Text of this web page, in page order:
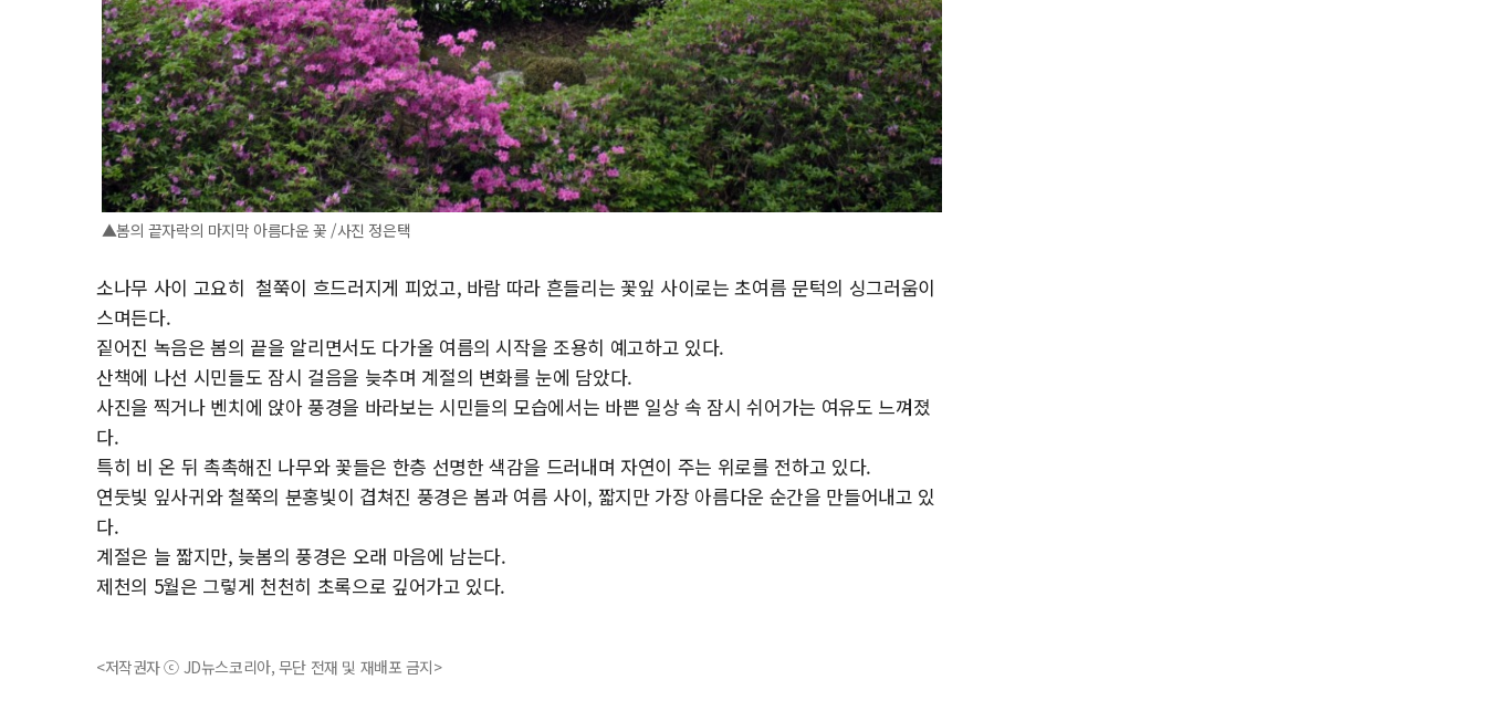
▲봄의 끝자락의 마지막 아름다운 꽃 /사진 정은택
소나무 사이 고요히 철쭉이 흐드러지게 피었고, 바람 따라 흔들리는 꽃잎 사이로는 초여름 문턱의 싱그러움이
스며든다.
짙어진 녹음은 봄의 끝을 알리면서도 다가올 여름의 시작을 조용히 예고하고 있다.
산책에 나선 시민들도 잠시 걸음을 늦추며 계절의 변화를 눈에 담았다.
사진을 찍거나 벤치에 앉아 풍경을 바라보는 시민들의 모습에서는 바쁜 일상 속 잠시 쉬어가는 여유도 느껴졌
다.
특히 비 온 뒤 촉촉해진 나무와 꽃들은 한층 선명한 색감을 드러내며 자연이 주는 위로를 전하고 있다.
연둣빛 잎사귀와 철쭉의 분홍빛이 겹쳐진 풍경은 봄과 여름 사이, 짧지만 가장 아름다운 순간을 만들어내고 있
다.
계절은 늘 짧지만, 늦봄의 풍경은 오래 마음에 남는다.
제천의 5월은 그렇게 천천히 초록으로 깊어가고 있다.
<저작권자 ⓒ JD뉴스코리아, 무단 전재 및 재배포 금지>